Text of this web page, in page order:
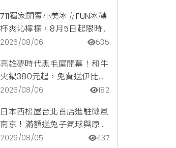
711獨家開賣小美冰立FUN冰磚
杯爽沁檸檬，8月5日起限時
嚐鮮價39元特調咖啡氣泡水
2026/08/06 535
高雄夢時代黑毛屋開幕！和牛
火鍋380元起，免費送伊比利
豬再享青森蘋果冰淇淋加購
2026/08/06 182
日本西松屋台北首店進駐微風
南京！滿額送兔子氣球與原創
托特包，指定夏裝享8折優惠
2026/08/05 437